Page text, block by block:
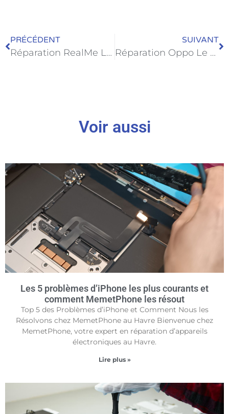
PRÉCÉDENT
Réparation RealMe Le Havre dans la semaine MemetPhone
SUIVANT
Réparation Oppo Le Havre dans la semaine MemetPhone
Voir aussi
Les 5 problèmes d’iPhone les plus courants et
comment MemetPhone les résout
Top 5 des Problèmes d’iPhone et Comment Nous les
Résolvons chez MemetPhone au Havre Bienvenue chez
MemetPhone, votre expert en réparation d’appareils
électroniques au Havre.
Lire plus »